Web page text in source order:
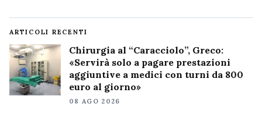
ARTICOLI RECENTI
Chirurgia al “Caracciolo”, Greco:
«Servirà solo a pagare prestazioni
aggiuntive a medici con turni da 800
euro al giorno»
08 AGO 2026